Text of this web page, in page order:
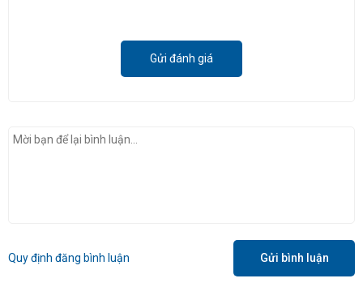
Gửi đánh giá
Quy định đăng bình luận Gửi bình luận